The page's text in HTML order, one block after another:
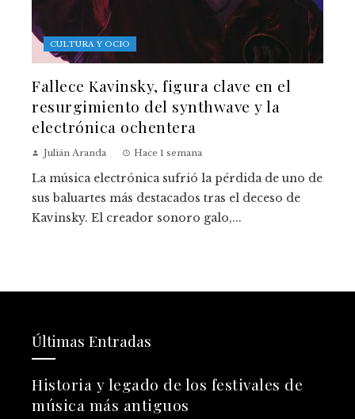
CULTURA Y OCIO
Fallece Kavinsky, figura clave en el
resurgimiento del synthwave y la
electrónica ochentera
Julián Aranda Hace 1 semana
La música electrónica sufrió la pérdida de uno de
sus baluartes más destacados tras el deceso de
Kavinsky. El creador sonoro galo,...
Últimas Entradas
Historia y legado de los festivales de
música más antiguos